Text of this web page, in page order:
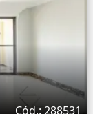
Cód.: 288531